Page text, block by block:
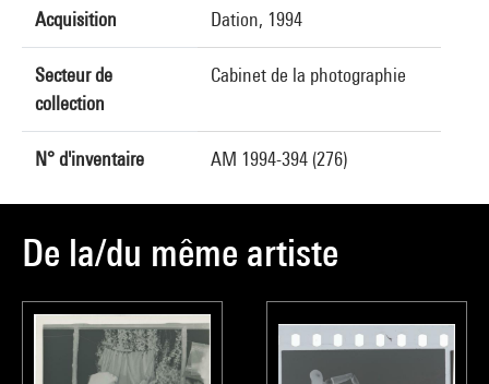
Acquisition Dation, 1994
Secteur de
collection
Cabinet de la photographie
N° d'inventaire AM 1994-394 (276)
De la/du même artiste